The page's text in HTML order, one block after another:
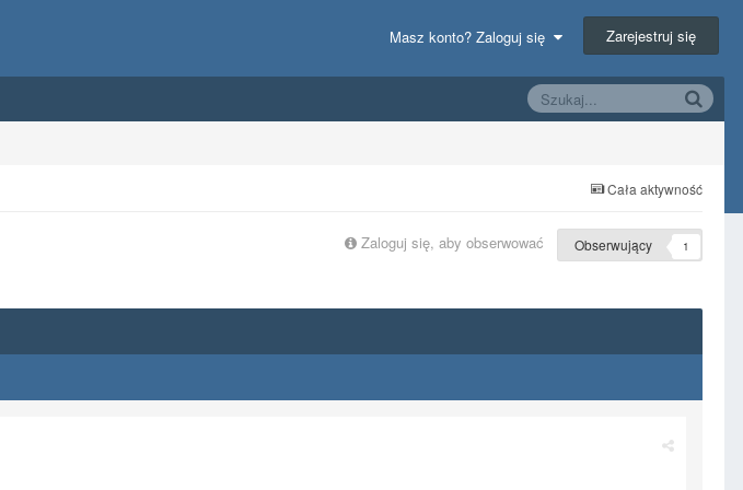
Masz konto? Zaloguj się Zarejestruj się
Cała aktywność
Zaloguj się, aby obserwować Obserwujący 1